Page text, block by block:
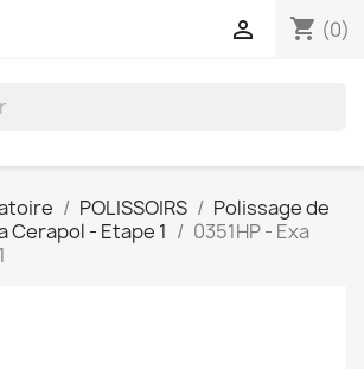
shopping_cart (0)

POLISSOIRS
Polissage de
Cerapol - Etape 1
0351HP - Exa